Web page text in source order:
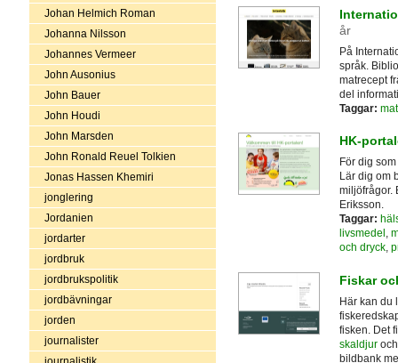
Johan Helmich Roman
Johanna Nilsson
Johannes Vermeer
John Ausonius
John Bauer
John Houdi
John Marsden
John Ronald Reuel Tolkien
Jonas Hassen Khemiri
jonglering
Jordanien
jordarter
jordbruk
jordbrukspolitik
jordbävningar
jorden
journalister
år
På
språk.
matrecept
del
Taggar: mat
HK-
För dig
Lär dig om
miljöfrågor.
Eriksson.
Taggar:
livsmedel ,
och dryck,
Fiskar
Här kan du
fisken. Det
skaldjur
bildbank